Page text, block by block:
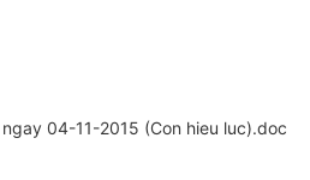
04-11-2015 (Con hieu luc).doc